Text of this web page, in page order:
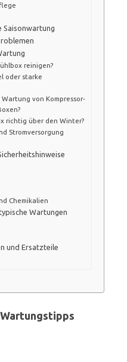
reinigen?
oder starke
von Kompressor-
richtig über den Winter?
Stromversorgung
Chemikalien
Wartungen
und Ersatzteile